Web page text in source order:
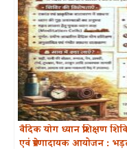
वैदिक योग ध्यान प्रशिक्षण
एवं प्रेरणादायक आयोजन :